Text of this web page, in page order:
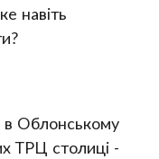
навіть
в Облонському
ТРЦ столиці -